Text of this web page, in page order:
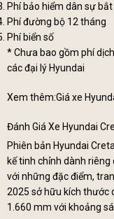
Phí bảo hiểm dân sự
Phí đường bộ 12 tháng
Phí biển số
* Chưa bao gồm phí
các đại lý Hyundai
Xem thêm:Giá xe
Đánh Giá Xe Hyundai
Phiên bản Hyundai
kế tinh chỉnh dành
với những đặc điểm,
2025 sở hữu kích thước
1.660 mm với khoảng